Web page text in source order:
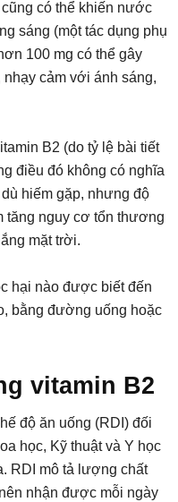
có thể khiến nước
sáng (một tác dụng phụ
100 mg có thể gây
nhạy cảm với ánh sáng,
B2 (do tỷ lệ bài tiết
điều đó không có nghĩa
hiếm gặp, nhưng độ
tăng nguy cơ tổn thương
mặt trời.
hại nào được biết đến
bằng đường uống hoặc
vitamin B2
độ ăn uống (RDI) đối
học, Kỹ thuật và Y học
RDI mô tả lượng chất
nhận được mỗi ngày